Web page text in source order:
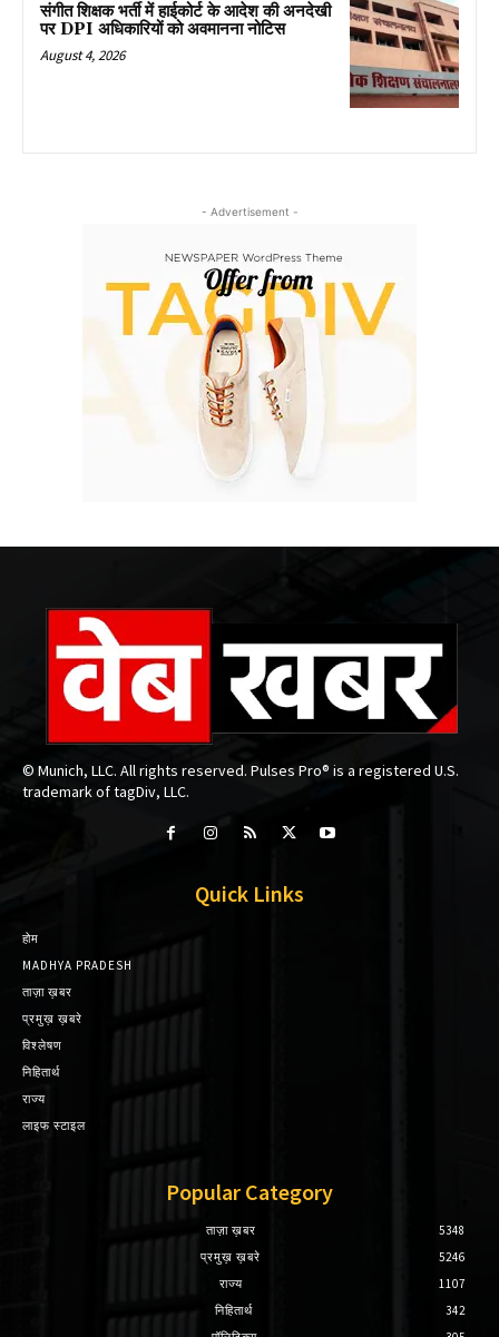
संगीत शिक्षक भर्ती में हाईकोर्ट के आदेश की अनदेखी
पर DPI अधिकारियों को अवमानना नोटिस
August 4, 2026
- Advertisement -
© Munich, LLC. All rights reserved. Pulses Pro® is a registered U.S.
trademark of tagDiv, LLC.
Quick Links
होम
MADHYA PRADESH
ताज़ा ख़बर
प्रमुख़ ख़बरे
विश्लेषण
निहितार्थ
राज्य
लाइफ स्टाइल
Popular Category
ताज़ा ख़बर
5348
प्रमुख़ ख़बरे
5246
राज्य
1107
निहितार्थ
342